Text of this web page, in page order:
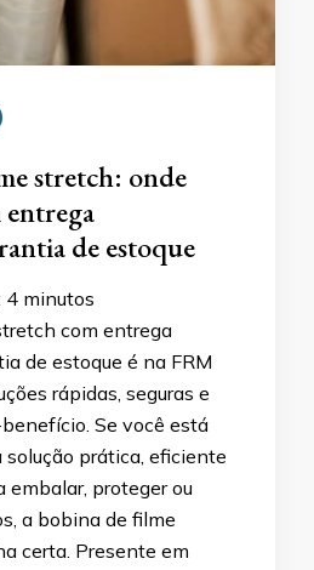
stretch: onde
de estoque
4 minutos
com entrega
de estoque é na FRM
rápidas, seguras e
Se você está
solução prática, eficiente
embalar, proteger ou
a bobina de filme
certa. Presente em